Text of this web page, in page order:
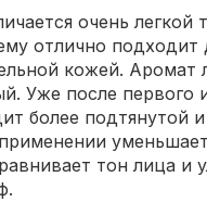
очень легкой
отлично подходит
кожей. Аромат
Уже после первого
более подтянутой
тон лица и